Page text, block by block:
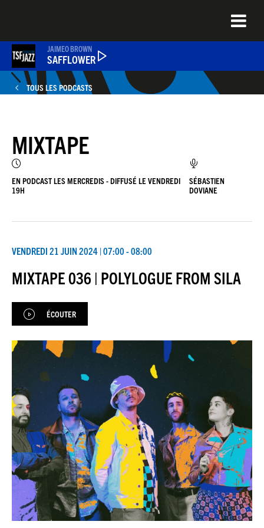
principal
ÉMISSIONS
NEWS
QUEL ÉTAIT CE TITRE ?
JAZZENDA
JEU DU JOUR
ESPACEPREMIUM
JAIMEO BROWN
SAFFLOWER
TOUS LES PODCASTS
MIXTAPE
EN PODCAST LES MERCREDIS - DIFFUSÉ LE VENDREDI
19H
SÉBASTIEN
DOVIANE
VENDREDI 21 JUIN 2024 | 07:00 - 08:00
MIXTAPE 036 | POLYLOGUE FROM SILA
ÉCOUTER